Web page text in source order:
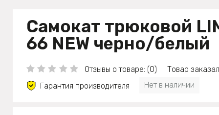
Самокат трюковой
66 NEW черно/белый
Отзывы о товаре: (0)
Товар
Гарантия производителя
Нет в наличии